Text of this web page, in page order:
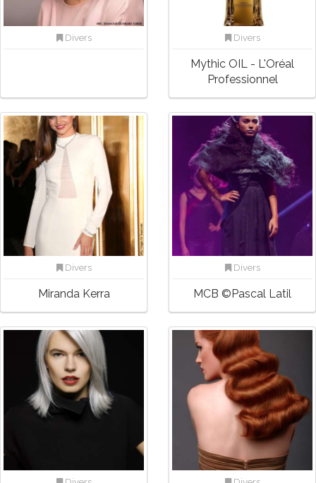
Divers Divers
Mythic OIL - L'Oréal
Professionnel
Divers
Miranda Kerra
Divers
MCB ©Pascal Latil